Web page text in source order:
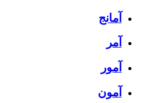
آمانج
آمر
آمور
آمون